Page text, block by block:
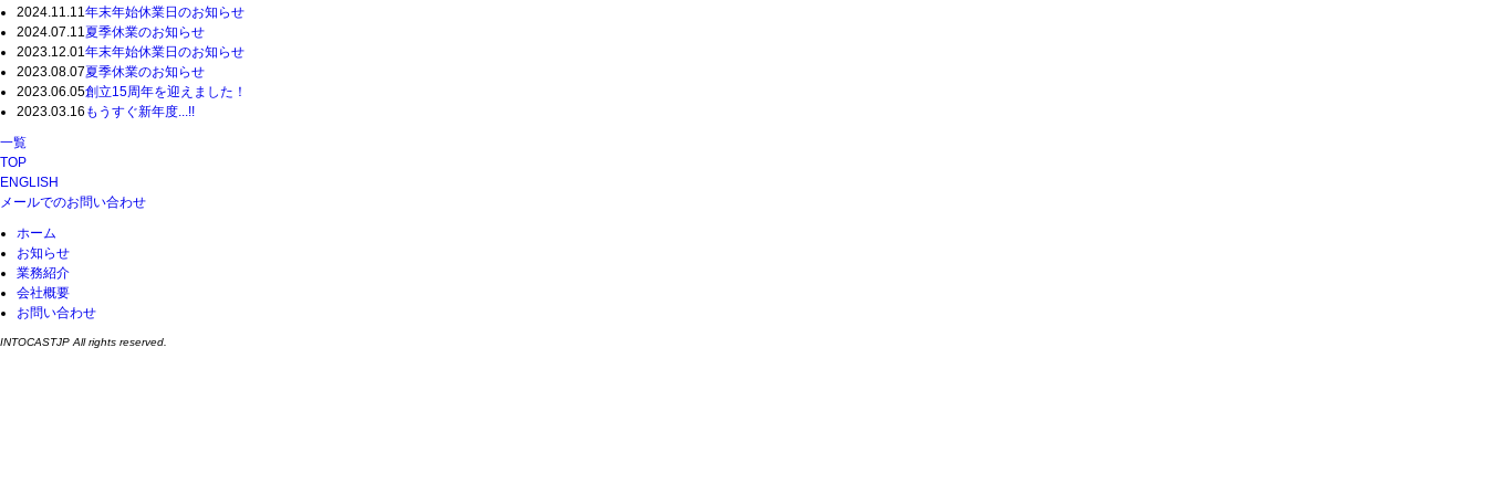
2024.11.11年末年始休業日のお知らせ
2024.07.11夏季休業のお知らせ
2023.12.01年末年始休業日のお知らせ
2023.08.07夏季休業のお知らせ
2023.06.05創立15周年を迎えました！
2023.03.16 もうすぐ新年度...!!
一覧
TOP
ENGLISH
メールでのお問い合わせ
ホーム
お知らせ
業務紹介
会社概要
お問い合わせ
INTOCASTJP All rights reserved.